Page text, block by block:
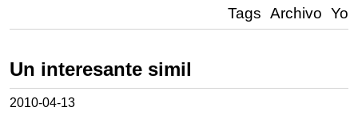
Tags Archivo Yo
Un interesante simil
2010-04-13